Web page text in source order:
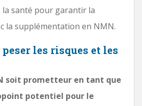
santé pour garantir la
la supplémentation en NMN.
les risques et les
soit prometteur en tant que
potentiel pour le